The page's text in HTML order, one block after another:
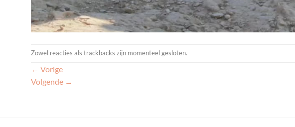
Zowel reacties als trackbacks zijn momenteel gesloten.
← Vorige
Volgende →